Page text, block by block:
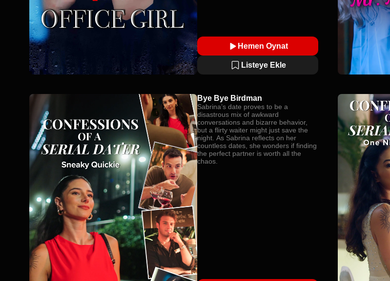
Hemen Oynat
Listeye Ekle
Bye Bye Birdman
Sabrina’s date proves to be a
disastrous mix of awkward
conversations and bizarre behavior,
but a flirty waiter might just save the
night. As Sabrina reflects on her
countless dates, she wonders if finding
the perfect partner is worth all the
chaos.